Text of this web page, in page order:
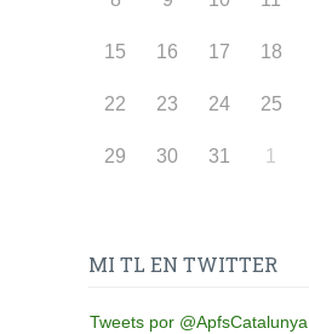
15 16 17 18
22 23 24 25
29 30 31 1
MI TL EN TWITTER
Tweets por @ApfsCatalunya